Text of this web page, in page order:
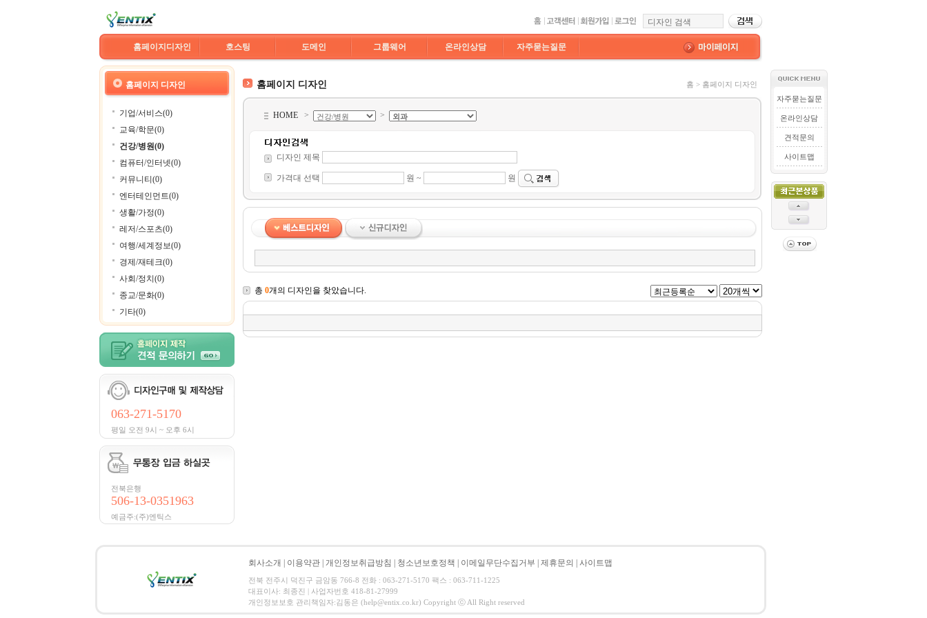
홈페이지디자인 호스팅 도메인 그룹웨어 온라인상담 자주묻는질문
홈페이지 디자인
기업/서비스(0)
교육/학문(0)
건강/병원(0)
컴퓨터/인터넷(0)
커뮤니티(0)
엔터테인먼트(0)
생활/가정(0)
레저/스포츠(0)
여행/세계정보(0)
경제/재테크(0)
사회/정치(0)
종교/문화(0)
기타(0)
063-271-5170
평일 오전 9시 ~ 오후 6시
전북은행
506-13-0351963
예금주:(주)엔틱스
홈페이지 디자인 홈 > 홈페이지 디자인
HOME > >
디자인 제목
가격대 선택 원 ~ 원
총 0개의 디자인을 찾았습니다.
자주묻는질문
온라인상담
견적문의
사이트맵
회사소개 이용약관 개인정보취급방침 청소년보호정책 이메일무단수집거부 제휴문의 사이트맵
전북 전주시 덕진구 금암동 766-8 전화 : 063-271-5170 팩스 : 063-711-1225
대표이사: 최종진 | 사업자번호 418-81-27999
개인정보보호 관리책임자:김동은 (help@entix.co.kr) Copyright ⓒ All Right reserved